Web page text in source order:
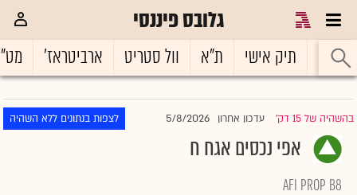
גלובס פיננסי
ראשי תיק אישי ת"א וול סטריט ארביטראז'
בהשהיה של 15 דק' |עדכון אחרון 5/8/2026 לצפות בנתונים ללא השהיה
אפי נכסים אגח ח
AFI PROP B8